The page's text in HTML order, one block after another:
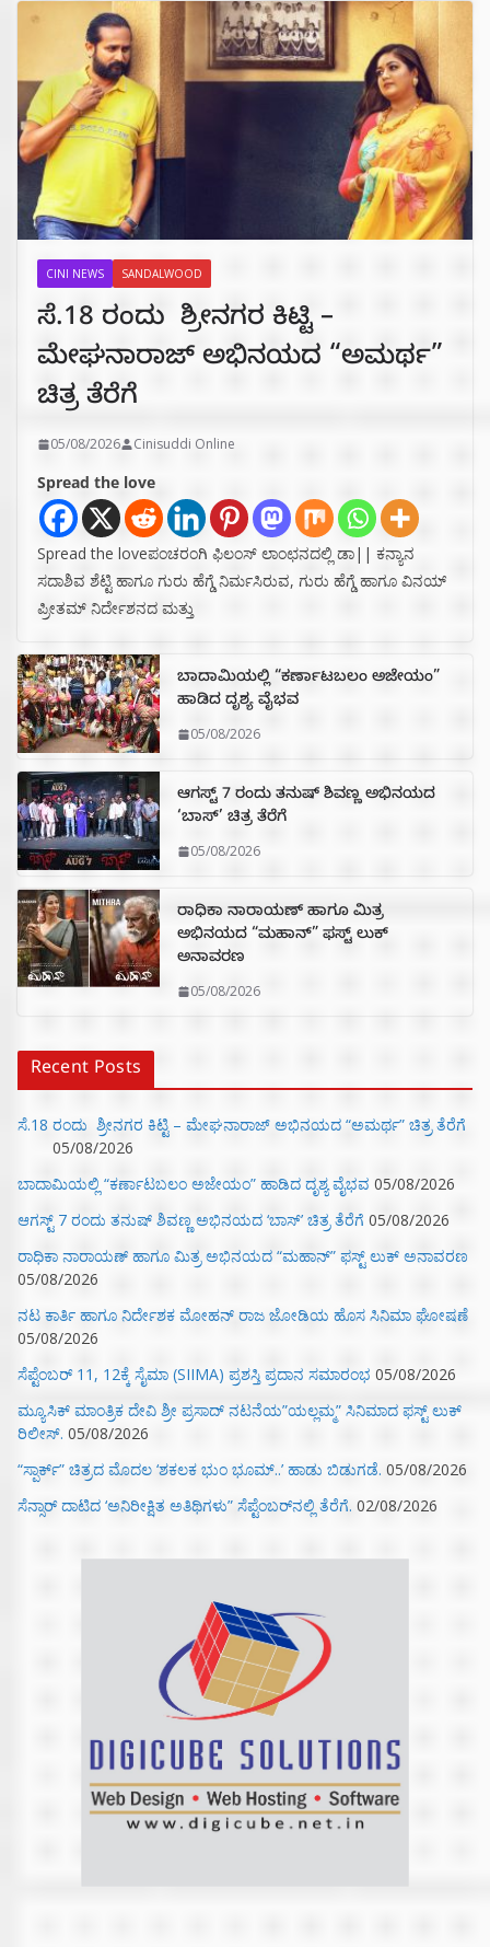
CINI NEWS SANDALWOOD
ಸೆ.18 ರಂದು ಶ್ರೀನಗರ ಕಿಟ್ಟಿ –
ಮೇಘನಾರಾಜ್ ಅಭಿನಯದ “ಅಮರ್ಥ”
ಚಿತ್ರ ತೆರೆಗೆ
05/08/2026 Cinisuddi Online
Spread the love
Spread the loveಪಂಚರಂಗಿ ಫಿಲಂಸ್ ಲಾಂಛನದಲ್ಲಿ ಡಾ|| ಕನ್ಯಾನ
ಸದಾಶಿವ ಶೆಟ್ಟಿ ಹಾಗೂ ಗುರು ಹೆಗ್ಡೆ ನಿರ್ಮಸಿರುವ, ಗುರು ಹೆಗ್ಡೆ ಹಾಗೂ ವಿನಯ್
ಪ್ರೀತಮ್ ನಿರ್ದೇಶನದ ಮತ್ತು
ಬಾದಾಮಿಯಲ್ಲಿ “ಕರ್ಣಾಟಬಲಂ ಅಜೇಯಂ”
ಹಾಡಿದ ದೃಶ್ಯ ವೈಭವ
05/08/2026
ಆಗಸ್ಟ್ 7 ರಂದು ತನುಷ್ ಶಿವಣ್ಣ ಅಭಿನಯದ
‘ಬಾಸ್’ ಚಿತ್ರ ತೆರೆಗೆ
05/08/2026
ರಾಧಿಕಾ ನಾರಾಯಣ್ ಹಾಗೂ ಮಿತ್ರ
ಅಭಿನಯದ “ಮಹಾನ್” ಫಸ್ಟ್ ಲುಕ್
ಅನಾವರಣ
05/08/2026
Recent Posts
ಸೆ.18 ರಂದು ಶ್ರೀನಗರ ಕಿಟ್ಟಿ – ಮೇಘನಾರಾಜ್ ಅಭಿನಯದ “ಅಮರ್ಥ” ಚಿತ್ರ ತೆರೆಗೆ
05/08/2026
ಬಾದಾಮಿಯಲ್ಲಿ “ಕರ್ಣಾಟಬಲಂ ಅಜೇಯಂ” ಹಾಡಿದ ದೃಶ್ಯ ವೈಭವ 05/08/2026
ಆಗಸ್ಟ್ 7 ರಂದು ತನುಷ್ ಶಿವಣ್ಣ ಅಭಿನಯದ ‘ಬಾಸ್’ ಚಿತ್ರ ತೆರೆಗೆ 05/08/2026
ರಾಧಿಕಾ ನಾರಾಯಣ್ ಹಾಗೂ ಮಿತ್ರ ಅಭಿನಯದ “ಮಹಾನ್” ಫಸ್ಟ್ ಲುಕ್ ಅನಾವರಣ
05/08/2026
ನಟ ಕಾರ್ತಿ ಹಾಗೂ ನಿರ್ದೇಶಕ ಮೋಹನ್ ರಾಜ ಜೋಡಿಯ ಹೊಸ ಸಿನಿಮಾ ಘೋಷಣೆ
05/08/2026
ಸೆಪ್ಟೆಂಬರ್ 11, 12ಕ್ಕೆ ಸೈಮಾ (SIIMA) ಪ್ರಶಸ್ತಿ ಪ್ರದಾನ ಸಮಾರಂಭ 05/08/2026
ಮ್ಯೂಸಿಕ್‌ ಮಾಂತ್ರಿಕ ದೇವಿ ಶ್ರೀ ಪ್ರಸಾದ್ ನಟನೆಯ”ಯಲ್ಲಮ್ಮ” ಸಿನಿಮಾದ ಫಸ್ಟ್‌ ಲುಕ್‌
ರಿಲೀಸ್. 05/08/2026
“ಸ್ಪಾರ್ಕ್” ಚಿತ್ರದ ಮೊದಲ‌ ‘ಶಕಲಕ ಭುಂ‌ ಭೂಮ್..’ ಹಾಡು ಬಿಡುಗಡೆ. 05/08/2026
ಸೆನ್ಸಾರ್ ದಾಟಿದ ‘ಅನಿರೀಕ್ಷಿತ ಅತಿಥಿಗಳು” ಸೆಪ್ಟೆಂಬರ್‌ನಲ್ಲಿ ತೆರೆಗೆ. 02/08/2026